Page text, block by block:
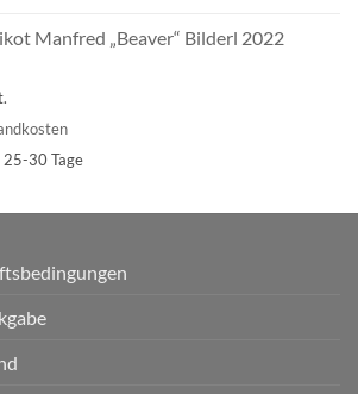
Manfred „Beaver“ Bilderl 2022
25-30 Tage